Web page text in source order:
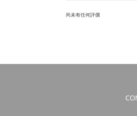
尚未有任何評價